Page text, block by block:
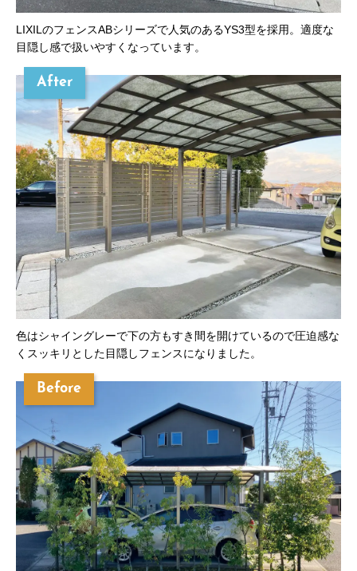
LIXILのフェンスABシリーズで人気のあるYS3型を採用。適度な
目隠し感で扱いやすくなっています。
After
色はシャイングレーで下の方もすき間を開けているので圧迫感な
くスッキリとした目隠しフェンスになりました。
Before